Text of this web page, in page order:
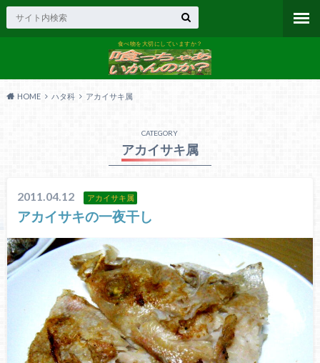
食べ物を大切にしていますか？
HOME ハタ科 アカイサキ属
CATEGORY
アカイサキ属
2011.04.12 アカイサキ属
アカイサキの一夜干し